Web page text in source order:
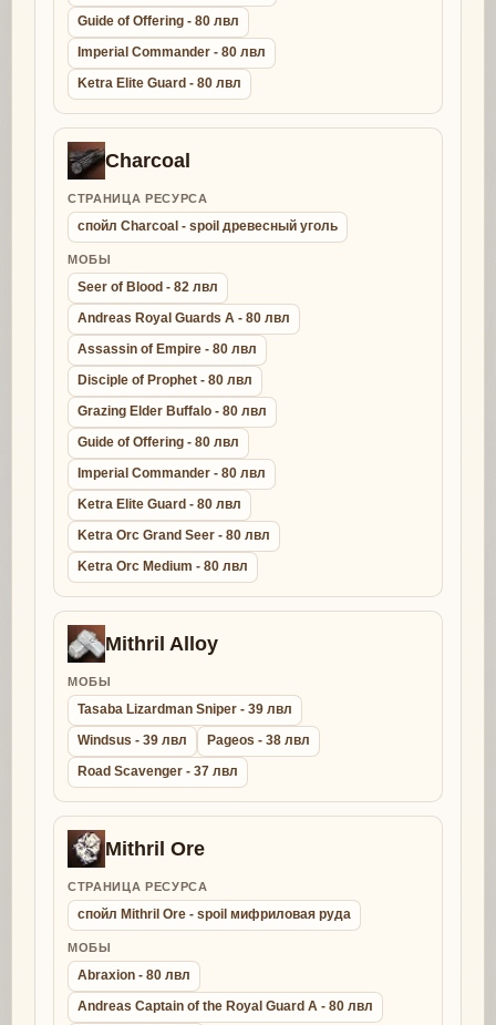
Guide of Offering - 80 лвл
Imperial Commander - 80 лвл
Ketra Elite Guard - 80 лвл
Charcoal
СТРАНИЦА РЕСУРСА
спойл Charcoal - spoil древесный уголь
МОБЫ
Seer of Blood - 82 лвл
Andreas Royal Guards A - 80 лвл
Assassin of Empire - 80 лвл
Disciple of Prophet - 80 лвл
Grazing Elder Buffalo - 80 лвл
Guide of Offering - 80 лвл
Imperial Commander - 80 лвл
Ketra Elite Guard - 80 лвл
Ketra Orc Grand Seer - 80 лвл
Ketra Orc Medium - 80 лвл
Mithril Alloy
МОБЫ
Tasaba Lizardman Sniper - 39 лвл
Windsus - 39 лвл
Pageos - 38 лвл
Road Scavenger - 37 лвл
Mithril Ore
СТРАНИЦА РЕСУРСА
спойл Mithril Ore - spoil мифриловая руда
МОБЫ
Abraxion - 80 лвл
Andreas Captain of the Royal Guard A - 80 лвл